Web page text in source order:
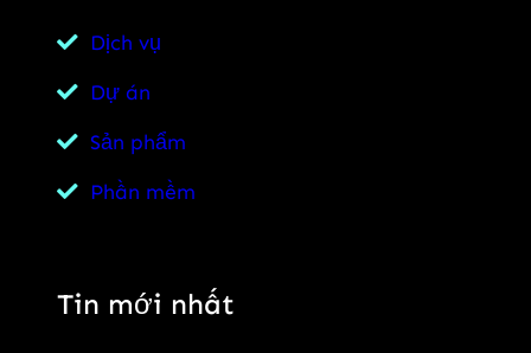
Dịch vụ
Dự án
Sản phẩm
Phần mềm
Tin mới nhất